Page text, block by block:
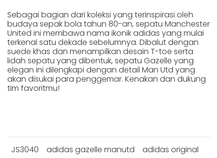
Sebagai bagian dari koleksi yang terinspirasi oleh
budaya sepak bola tahun 80-an, sepatu Manchester
United ini membawa nama ikonik adidas yang mulai
terkenal satu dekade sebelumnya. Dibalut dengan
suede khas dan menampilkan desain T-toe serta
lidah sepatu yang dibentuk, sepatu Gazelle yang
elegan ini dilengkapi dengan detail Man Utd yang
akan disukai para penggemar. Kenakan dan dukung
tim favoritmu!
JS3040 adidas gazelle manutd
adidas original